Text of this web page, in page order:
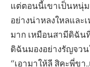
แต่ตอนนี้เขาเป็นหนุ่
อย่างน่าหลงใหลและ
มาก เหมือนสามีดิฉัน
ดิฉันมองอย่างรัญจวน
“เอามาให้ลี สิคะพี่ขา